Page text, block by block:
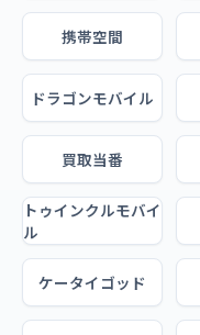
携帯空間
ドラゴンモバイル
買取当番
トゥインクルモバイ
ル
ケータイゴッド